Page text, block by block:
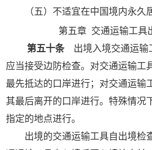
（五）不适宜在中国境内永久居
第五章 交通运输工具
第五十条出境入境交通运输
应当接受边防检查。对交通运输工
最先抵达的口岸进行；对交通运输
其最后离开的口岸进行。特殊情况
指定的地点进行。
出境的交通运输工具自出境检